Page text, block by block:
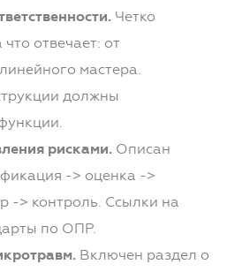
Четко
отвечает: от
мастера.
должны
рисками.Описан
-> оценка ->
-> контроль. Ссылки на
по ОПР.
Включен раздел о